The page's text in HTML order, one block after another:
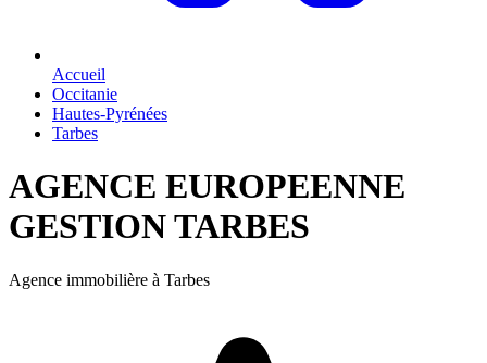
Accueil
Occitanie
Hautes-Pyrénées
Tarbes
AGENCE EUROPEENNE
GESTION TARBES
Agence immobilière à Tarbes